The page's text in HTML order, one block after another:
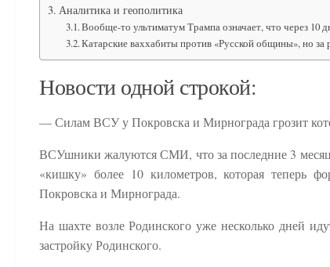
Аналитика и геополитика
Вообще-то ультиматум Трампа означает, что через 10
Катарские ваххабиты против «Русской общины», но за
Новости одной строкой:
— Силам ВСУ у Покровска и Мирнограда грозит
ВСУшники жалуются СМИ, что за последние 3
«кишку» более 10 километров, которая теперь
Покровска и Мирнограда.
На шахте возле Родинского уже несколько дней
застройку Родинского.